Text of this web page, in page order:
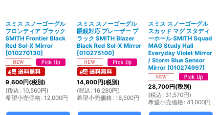
スミス スノーゴーグル
フロンティア ブラック
SMITH Frontier Black
Red Sol-X Mirror
[010270130]
9,600円(税別)
(税込 : 10,560円)
希望小売価格: 12,000円
スミス スノーゴーグル
眼鏡対応 ブレーザー ブ
ラック SMITH Blazer
Black Red Sol-X Mirror
[010275100]
14,800円(税別)
(税込 : 16,280円)
希望小売価格: 18,500円
スミス スノーゴーグル
スカッド マグ スタディ
ーホール SMITH Squad
MAG Study Hall
Everyday Violet Mirror
/ Storm Blue Sensor
Mirror [010274997]
28,700円(税別)
(税込 : 31,570円)
希望小売価格: 41,000円